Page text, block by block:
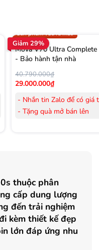
Giảm 29%
Sản phẩm vừa ra mắt
Mova V70 Ultra
- Bảo hành tận nhà
40.790.000₫
29.000.000₫
- Nhắn tin Zalo để có giá
- Tặng quà mở bán lên
- Cam kết hàng mới
- Lắp đặt, HDSD tại nhà
Hà Nội, Hồ Chí Minh
- Vận chuyển Toàn Quốc.
- Bảo hành 36 tháng
thuộc phân
cấp dung lượng
đến trải nghiệm
kèm thiết kế đẹp
lớn đáp ứng nhu